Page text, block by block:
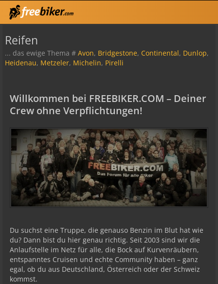
Reifen
... das ewige Thema # Avon, Bridgestone, Continental, Dunlop,
Heidenau, Metzeler, Michelin, Pirelli
Willkommen bei FREEBIKER.COM – Deiner
Crew ohne Verpflichtungen!
Du suchst eine Truppe, die genauso Benzin im Blut hat wie
du? Dann bist du hier genau richtig. Seit 2003 sind wir die
Anlaufstelle im Netz für alle, die Bock auf Kurvenräubern,
entspanntes Cruisen und echte Community haben – ganz
egal, ob du aus Deutschland, Österreich oder der Schweiz
kommst.